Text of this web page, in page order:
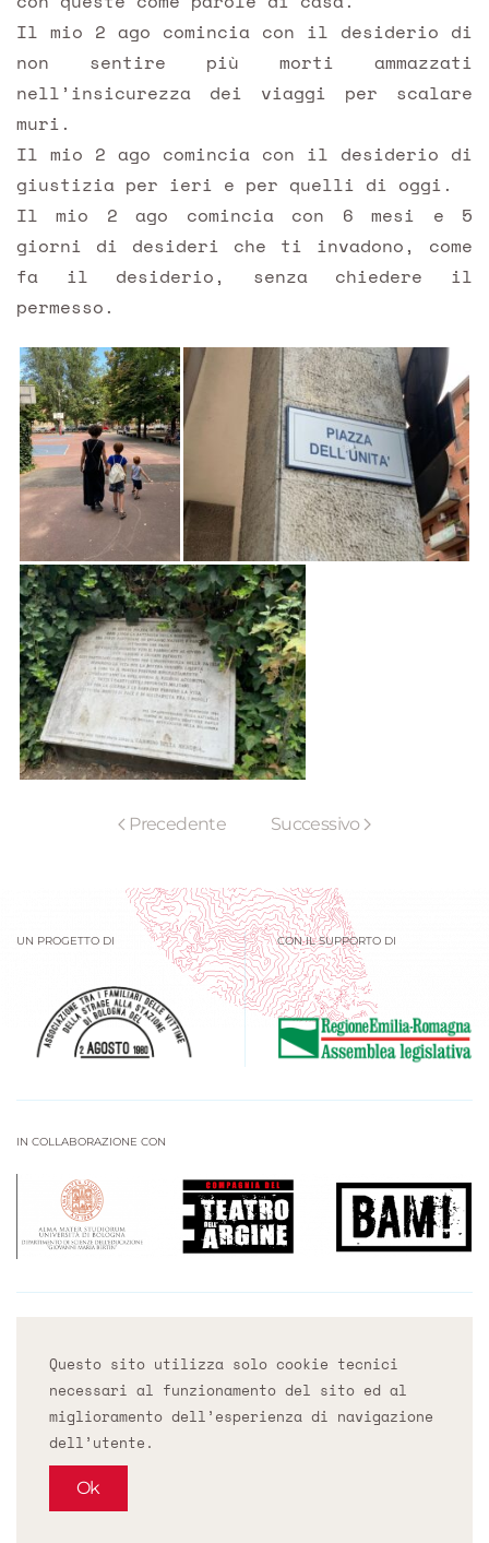
Il mio 2 ago comincia con il desiderio di
non sentire più morti ammazzati
nell’insicurezza dei viaggi per scalare
muri.
Il mio 2 ago comincia con il desiderio di
giustizia per ieri e per quelli di oggi.
Il mio 2 ago comincia con 6 mesi e 5
giorni di desideri che ti invadono, come
fa il desiderio, senza chiedere il
permesso.
Precedente Successivo
UN PROGETTO DI CON IL SUPPORTO DI
IN COLLABORAZIONE CON
Questo sito utilizza solo cookie tecnici
necessari al funzionamento del sito ed al
miglioramento dell’esperienza di navigazione
dell’utente.
Ok